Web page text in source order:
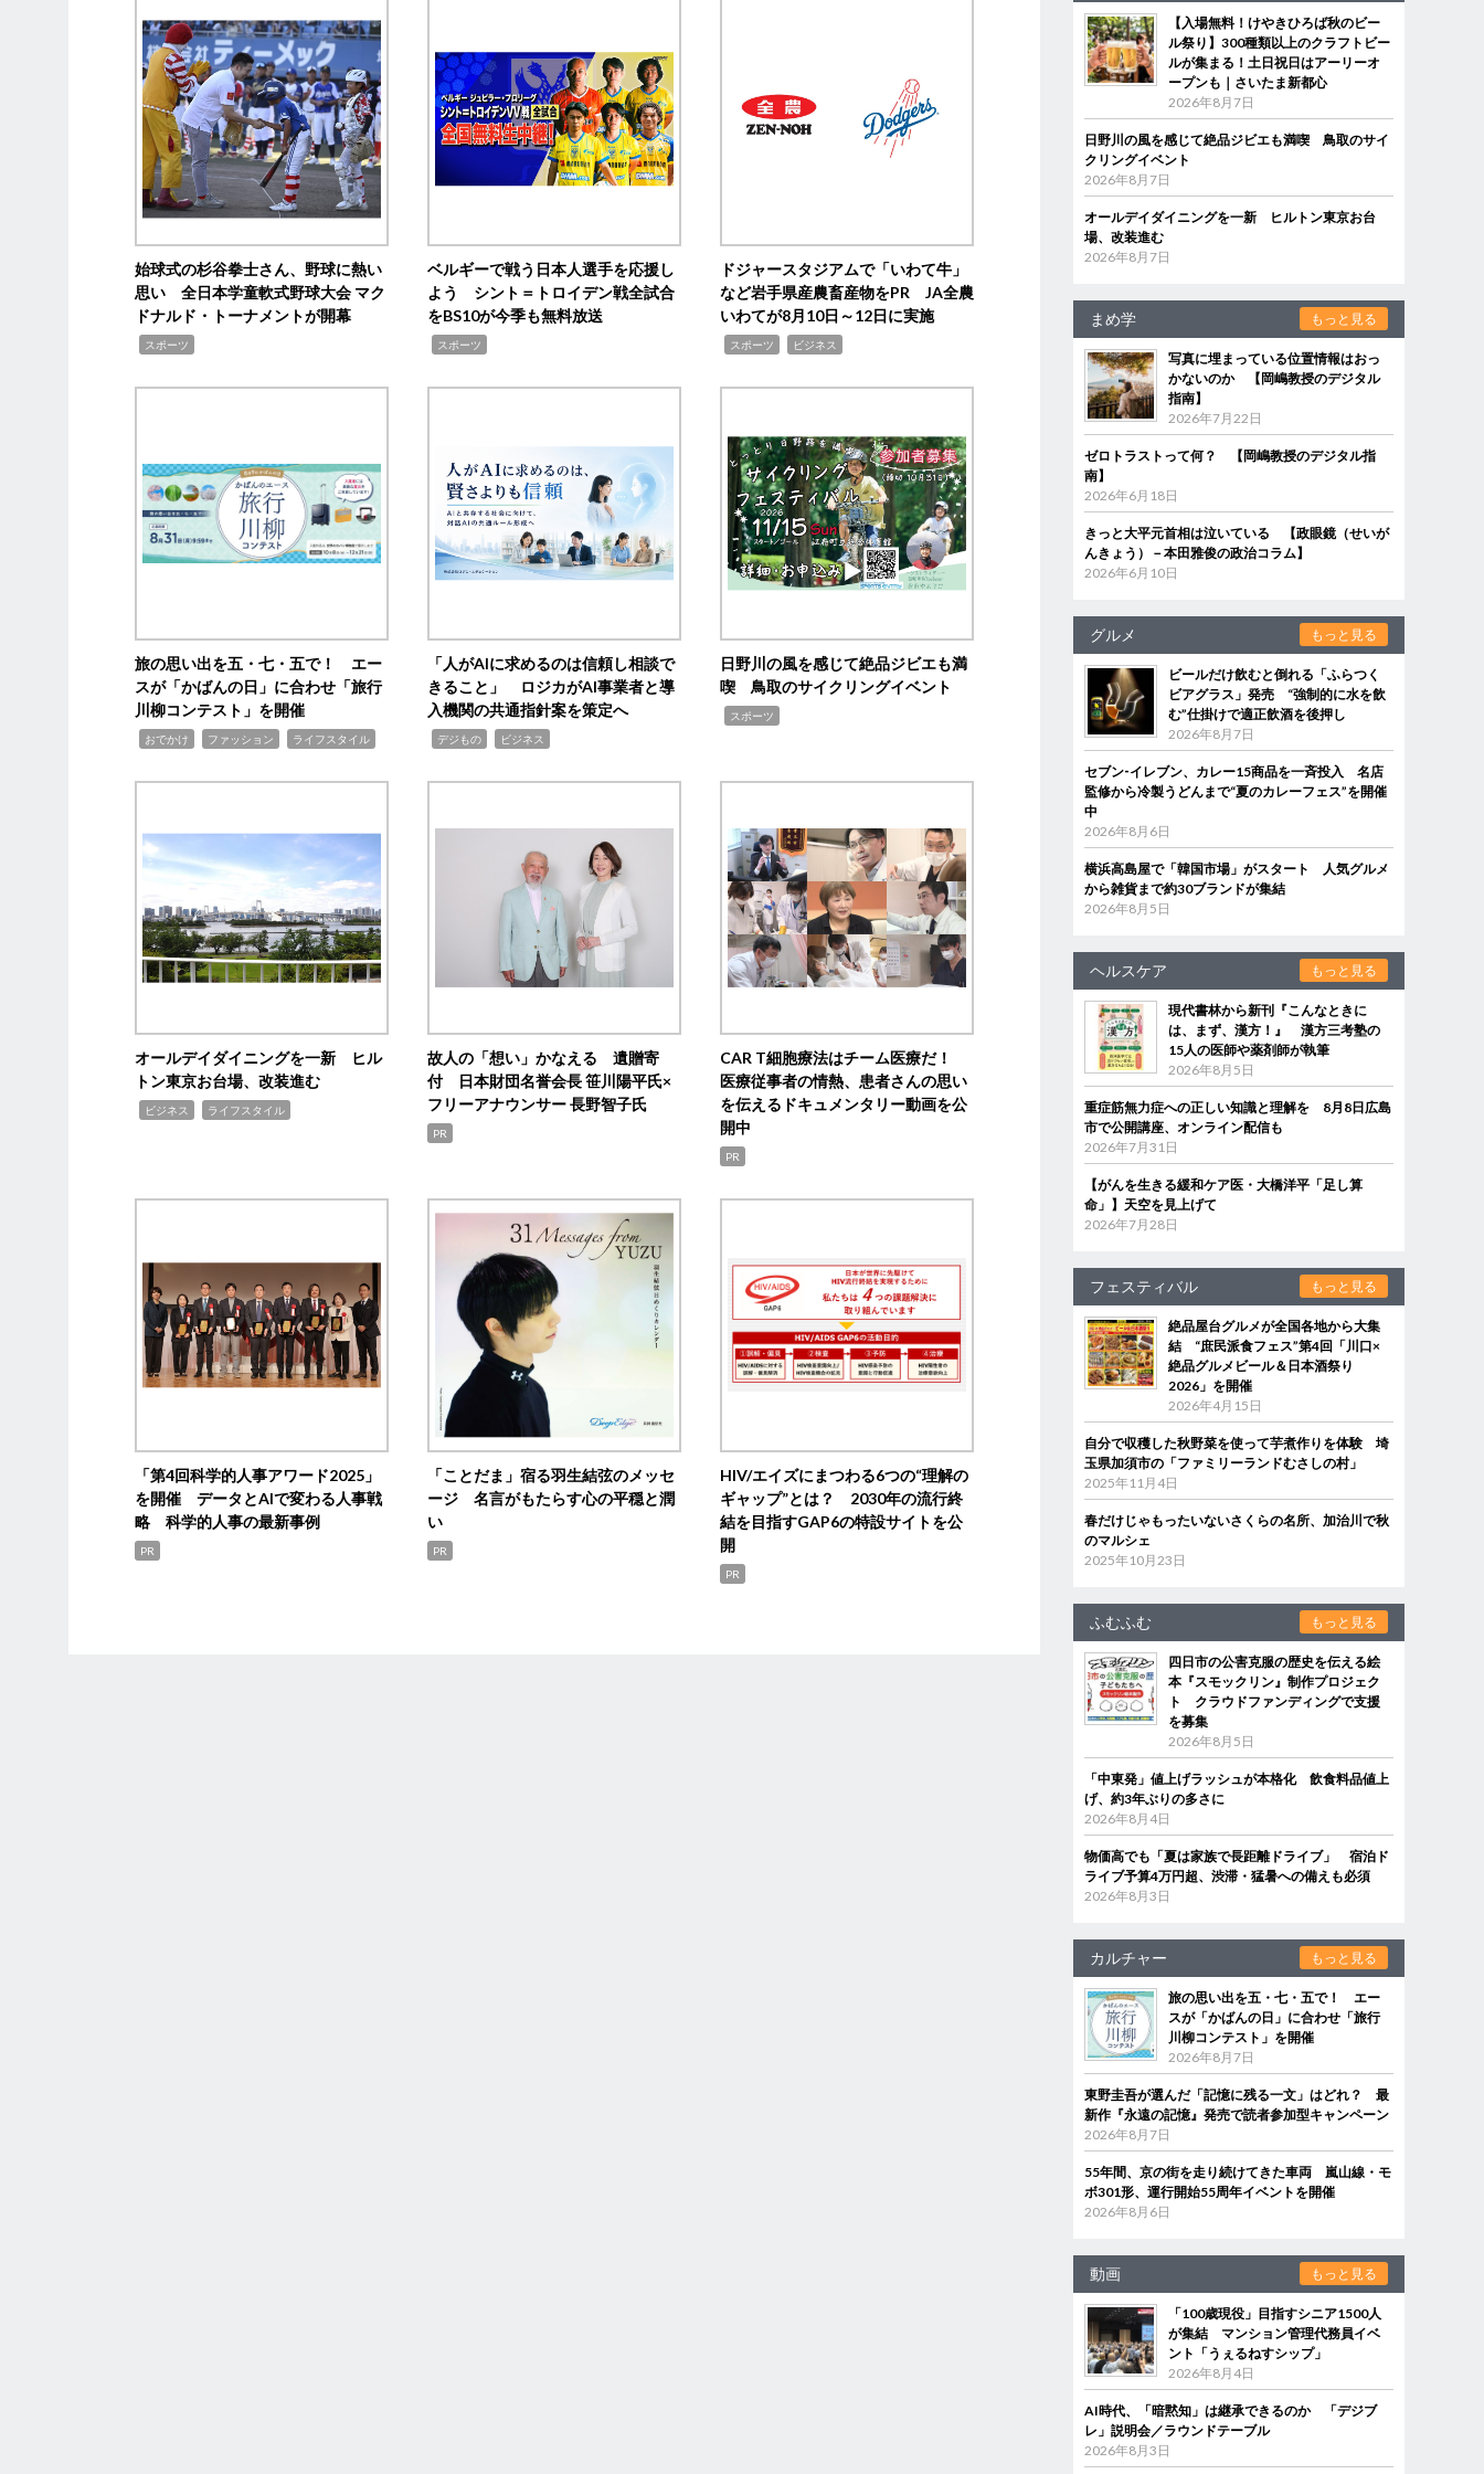
始球式の杉谷拳士さん、野球に熱い
思い 全日本学童軟式野球大会 マク
ドナルド・トーナメントが開幕
スポーツ
ベルギーで戦う日本人選手を応援し
よう シント＝トロイデン戦全試合
をBS10が今季も無料放送
スポーツ
ドジャースタジアムで「いわて牛」
など岩手県産農畜産物をPR JA全農
いわてが8月10日～12日に実施
スポーツ ビジネス
旅の思い出を五・七・五で！ エー
スが「かばんの日」に合わせ「旅行
川柳コンテスト」を開催
おでかけ ファッション ライフスタイル
「人がAIに求めるのは信頼し相談で
きること」 ロジカがAI事業者と導
入機関の共通指針案を策定へ
デジもの ビジネス
日野川の風を感じて絶品ジビエも満
喫 鳥取のサイクリングイベント
スポーツ
オールデイダイニングを一新 ヒル
トン東京お台場、改装進む
ビジネス ライフスタイル
故人の「想い」かなえる 遺贈寄
付 日本財団名誉会長 笹川陽平氏×
フリーアナウンサー 長野智子氏
PR
CAR T細胞療法はチーム医療だ！
医療従事者の情熱、患者さんの思い
を伝えるドキュメンタリー動画を公
開中
PR
「第4回科学的人事アワード2025」
を開催 データとAIで変わる人事戦
略 科学的人事の最新事例
PR
「ことだま」宿る羽生結弦のメッセ
ージ 名言がもたらす心の平穏と潤
い
PR
HIV/エイズにまつわる6つの“理解の
ギャップ”とは？ 2030年の流行終
結を目指すGAP6の特設サイトを公
開
PR
【入場無料！けやきひろば秋のビー
ル祭り】300種類以上のクラフトビー
ルが集まる！土日祝日はアーリーオ
ープンも｜さいたま新都心
2026年8月7日
日野川の風を感じて絶品ジビエも満喫 鳥取のサイ
クリングイベント
2026年8月7日
オールデイダイニングを一新 ヒルトン東京お台
場、改装進む
2026年8月7日
まめ学 もっと見る
写真に埋まっている位置情報はおっ
かないのか 【岡嶋教授のデジタル
指南】
2026年7月22日
ゼロトラストって何？ 【岡嶋教授のデジタル指
南】
2026年6月18日
きっと大平元首相は泣いている 【政眼鏡（せいが
んきょう）－本田雅俊の政治コラム】
2026年6月10日
グルメ もっと見る
ビールだけ飲むと倒れる「ふらつく
ビアグラス」発売 “強制的に水を飲
む”仕掛けで適正飲酒を後押し
2026年8月7日
セブン‐イレブン、カレー15商品を一斉投入 名店
監修から冷製うどんまで“夏のカレーフェス”を開催
中
2026年8月6日
横浜高島屋で「韓国市場」がスタート 人気グルメ
から雑貨まで約30ブランドが集結
2026年8月5日
ヘルスケア もっと見る
現代書林から新刊『こんなときに
は、まず、漢方！』 漢方三考塾の
15人の医師や薬剤師が執筆
2026年8月5日
重症筋無力症への正しい知識と理解を 8月8日広島
市で公開講座、オンライン配信も
2026年7月31日
【がんを生きる緩和ケア医・大橋洋平「足し算
命」】天空を見上げて
2026年7月28日
フェスティバル もっと見る
絶品屋台グルメが全国各地から大集
結 “庶民派食フェス”第4回「川口×
絶品グルメビール＆日本酒祭り
2026」を開催
2026年4月15日
自分で収穫した秋野菜を使って芋煮作りを体験 埼
玉県加須市の「ファミリーランドむさしの村」
2025年11月4日
春だけじゃもったいないさくらの名所、加治川で秋
のマルシェ
2025年10月23日
ふむふむ もっと見る
四日市の公害克服の歴史を伝える絵
本『スモックリン』制作プロジェク
ト クラウドファンディングで支援
を募集
2026年8月5日
「中東発」値上げラッシュが本格化 飲食料品値上
げ、約3年ぶりの多さに
2026年8月4日
物価高でも「夏は家族で長距離ドライブ」 宿泊ド
ライブ予算4万円超、渋滞・猛暑への備えも必須
2026年8月3日
カルチャー もっと見る
旅の思い出を五・七・五で！ エー
スが「かばんの日」に合わせ「旅行
川柳コンテスト」を開催
2026年8月7日
東野圭吾が選んだ「記憶に残る一文」はどれ？ 最
新作『永遠の記憶』発売で読者参加型キャンペーン
2026年8月7日
55年間、京の街を走り続けてきた車両 嵐山線・モ
ボ301形、運行開始55周年イベントを開催
2026年8月6日
動画 もっと見る
「100歳現役」目指すシニア1500人
が集結 マンション管理代務員イベ
ント「うぇるねすシップ」
2026年8月4日
AI時代、「暗黙知」は継承できるのか 「デジブ
レ」説明会／ラウンドテーブル
2026年8月3日